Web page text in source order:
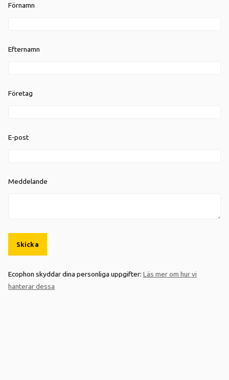
Förnamn
Efternamn
Företag
E-post
Meddelande
Skicka
Ecophon skyddar dina personliga uppgifter: Läs mer om hur vi
hanterar dessa